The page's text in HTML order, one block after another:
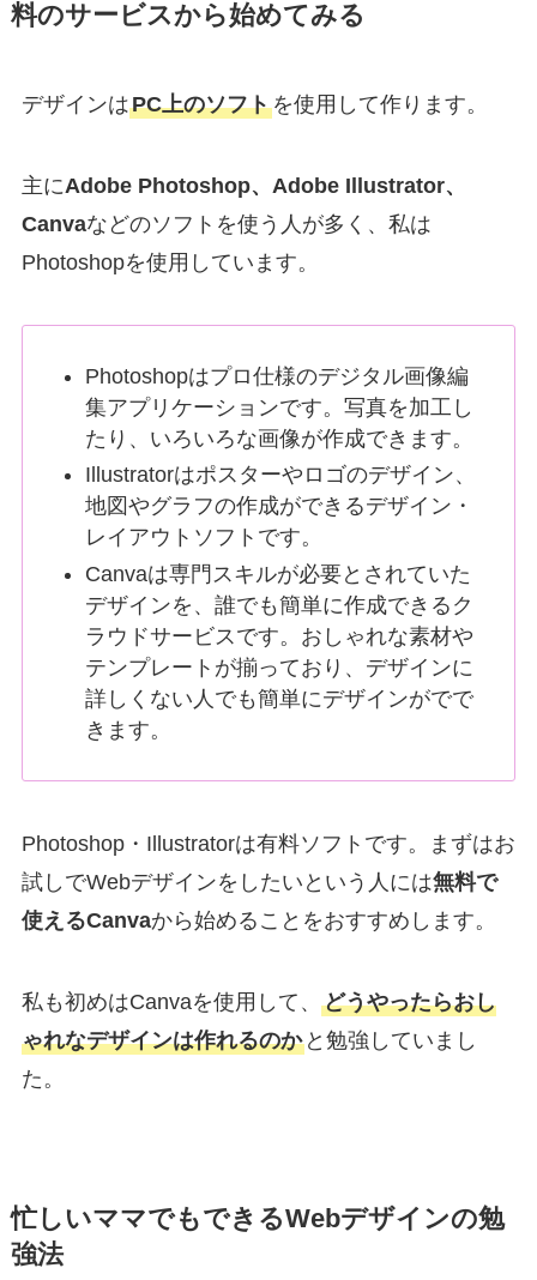
料のサービスから始めてみる
デザインはPC上のソフトを使用して作ります。
主にAdobe Photoshop、Adobe Illustrator、
Canvaなどのソフトを使う人が多く、私は
Photoshopを使用しています。
Photoshop​​はプロ仕様のデジタル画像編
集アプリケーションです。写真を加工し
たり、いろいろな画像が作成できます。
Illustratorは​​ポスターやロゴのデザイン、
地図やグラフの作成ができるデザイン・
レイアウトソフトです。
Canvaは​​​​専門スキルが必要とされていた
デザインを、誰でも簡単に作成できるク
ラウドサービスです。おしゃれな素材や
テンプレートが揃っており、デザインに
詳しくない人でも簡単にデザインがでで
きます。
Photoshop​​・Illustratorは有料ソフトです。まずはお
試しでWebデザインをしたいという人には無料で
使えるCanvaから​​始めることをおすすめします。
私も初めはCanvaを使用して、 どうやったらおし
ゃれなデザインは作れるのかと勉強していまし
た。
忙しいママでもできるWebデザインの勉
強法